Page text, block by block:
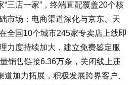
三店一家”，终端直配覆盖20个核
市场；电商渠道深化与京东、天
全国10个城市245家专卖店上线即
力度持续加大，建立免费鉴定服
销售链接6.36万条，关闭线上违
加力拓展，积极发展跨界客户、